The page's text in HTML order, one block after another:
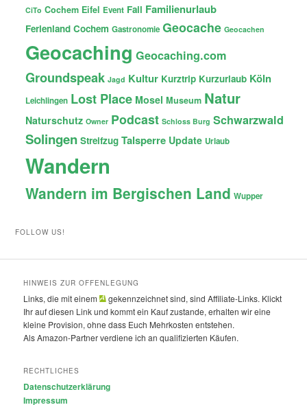
CiTo Cochem Eifel Event Fail Familienurlaub
Ferienland Cochem Gastronomie Geocache Geocachen
Geocaching Geocaching.com
Groundspeak Jagd Kultur Kurztrip Kurzurlaub Köln
Leichlingen Lost Place Mosel Museum Natur
Naturschutz Owner Podcast Schloss Burg Schwarzwald
Solingen Streifzug Talsperre Update Urlaub
Wandern
Wandern im Bergischen Land Wupper
FOLLOW US!
HINWEIS ZUR OFFENLEGUNG
Links, die mit einem
gekennzeichnet sind, sind Affiliate-Links. Klickt
Ihr auf diesen Link und kommt ein Kauf zustande, erhalten wir eine
kleine Provision, ohne dass Euch Mehrkosten entstehen.
Als Amazon-Partner verdiene ich an qualifizierten Käufen.
RECHTLICHES
Datenschutzerklärung
Impressum